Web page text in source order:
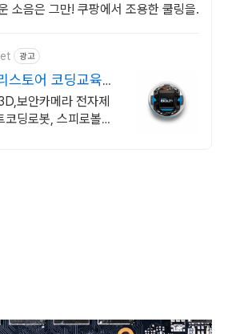
소음은 그만! 쿠팡에서 조용한 쿨링을.
광고
스토어 코딩교육을
보안카메라 전자제
딩로봇, 스피로볼트